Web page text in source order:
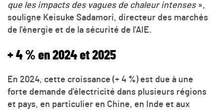
que les impacts des vagues de chaleur intenses»,
souligne Keisuke Sadamori, directeur des marchés
de l'énergie et de la sécurité de l'AIE.
+ 4 % en 2024 et 2025
En 2024, cette croissance (+ 4 %) est due à une
forte demande d'électricité dans plusieurs régions
et pays, en particulier en Chine, en Inde et aux